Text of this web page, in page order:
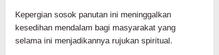
Kepergian sosok panutan ini meninggalkan
kesedihan mendalam bagi masyarakat yang
selama ini menjadikannya rujukan spiritual.